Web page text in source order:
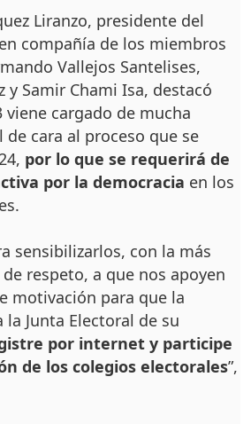
Liranzo, presidente del
compañía de los miembros
Vallejos Santelises,
y Samir Chami Isa, destacó
viene cargado de mucha
cara al proceso que se
por lo que se requerirá de
por la democracia en los
sensibilizarlos, con la más
respeto, a que nos apoyen
motivación para que la
la Junta Electoral de su
por internet y participe
de los colegios electorales”,